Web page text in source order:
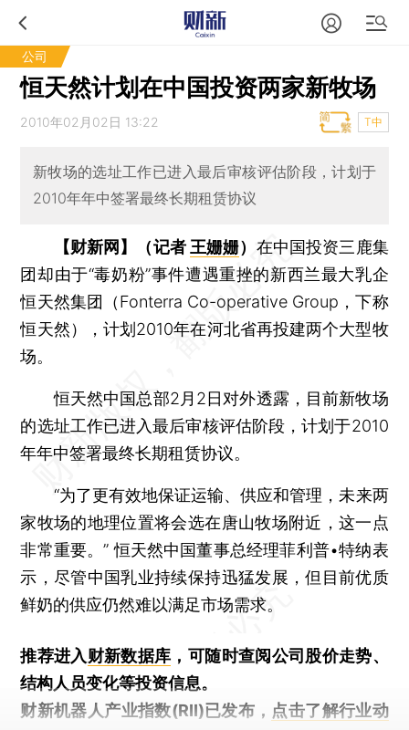
公司
恒天然计划在中国投资两家新牧场
2010年02月02日 13:22 T中
新牧场的选址工作已进入最后审核评估阶段，计划于
2010年年中签署最终长期租赁协议
【财新网】（记者 王姗姗） 在中国投资三鹿集
团却由于“毒奶粉”事件遭遇重挫的新西兰最大乳企
恒天然集团（Fonterra Co-operative Group，下称
恒天然），计划2010年在河北省再投建两个大型牧
场。
恒天然中国总部2月2日对外透露，目前新牧场
的选址工作已进入最后审核评估阶段，计划于2010
年年中签署最终长期租赁协议。
“为了更有效地保证运输、供应和管理，未来两
家牧场的地理位置将会选在唐山牧场附近，这一点
非常重要。” 恒天然中国董事总经理菲利普•特纳表
示，尽管中国乳业持续保持迅猛发展，但目前优质
鲜奶的供应仍然难以满足市场需求。
推荐进入财新数据库 ，可随时查阅公司股价走势、
结构人员变化等投资信息。
财新机器人产业指数(RII)已发布， 点击了解行业动